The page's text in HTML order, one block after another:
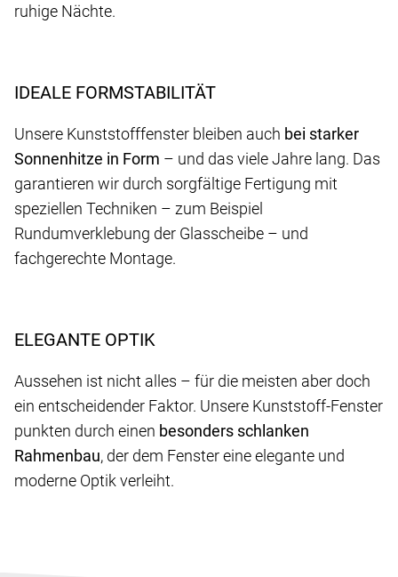
ruhige Nächte.
IDEALE FORMSTABILITÄT
Unsere Kunststofffenster bleiben auch bei starker
Sonnenhitze in Form – und das viele Jahre lang. Das
garantieren wir durch sorgfältige Fertigung mit
speziellen Techniken – zum Beispiel
Rundumverklebung der Glasscheibe – und
fachgerechte Montage.
ELEGANTE OPTIK
Aussehen ist nicht alles – für die meisten aber doch
ein entscheidender Faktor. Unsere Kunststoff-Fenster
punkten durch einen besonders schlanken
Rahmenbau, der dem Fenster eine elegante und
moderne Optik verleiht.